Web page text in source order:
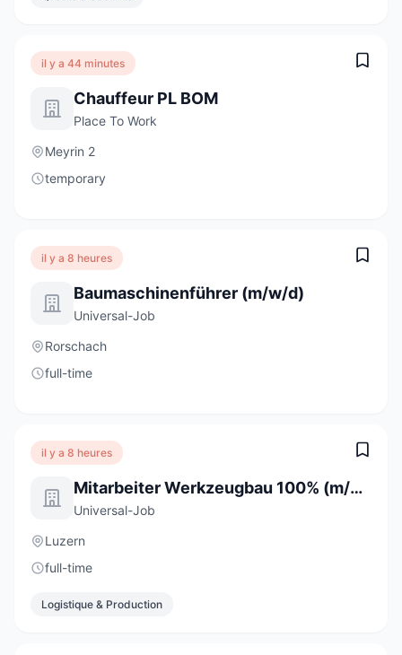
il y a 44 minutes
Chauffeur PL BOM
Place To Work
Meyrin 2
temporary
il y a 8 heures
Baumaschinenführer (m/w/d)
Universal-Job
Rorschach
full-time
il y a 8 heures
Mitarbeiter Werkzeugbau 100% (m/w/d)
Universal-Job
Luzern
full-time
Logistique & Production